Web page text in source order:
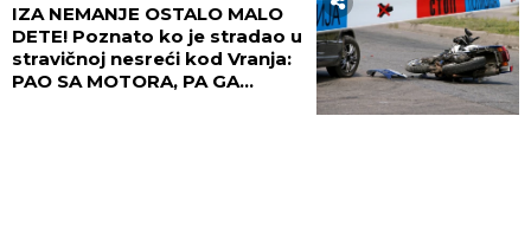
IZA NEMANJE OSTALO MALO
DETE! Poznato ko je stradao u
stravičnoj nesreći kod Vranja:
PAO SA MOTORA, PA GA